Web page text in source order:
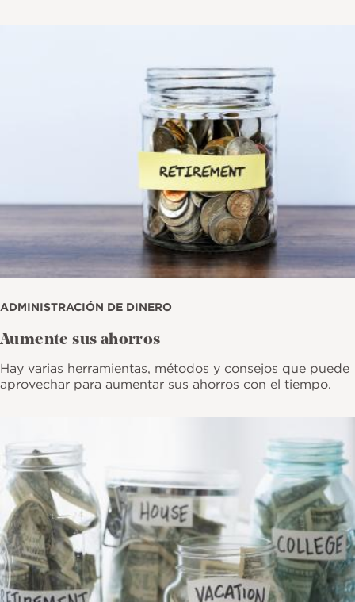
ADMINISTRACIÓN DE DINERO
Aumente sus ahorros
Hay varias herramientas, métodos y consejos que puede
aprovechar para aumentar sus ahorros con el tiempo.